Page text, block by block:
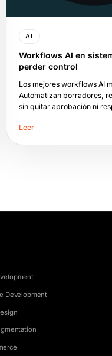
AI
Workflows AI en
perder control
Los mejores workflows AI
Automatizan borradores,
sin quitar aprobación ni
Leer
Development